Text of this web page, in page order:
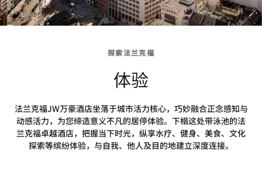
探索法兰克福
体验
法兰克福JW万豪酒店坐落于城市活力核心，巧妙融合正念感知与
动感活力，为您缔造意义不凡的居停体验。下榻这处带泳池的法
兰克福卓越酒店，把握当下时光，纵享水疗、健身、美食、文化
探索等缤纷体验，与自我、他人及目的地建立深度连接。